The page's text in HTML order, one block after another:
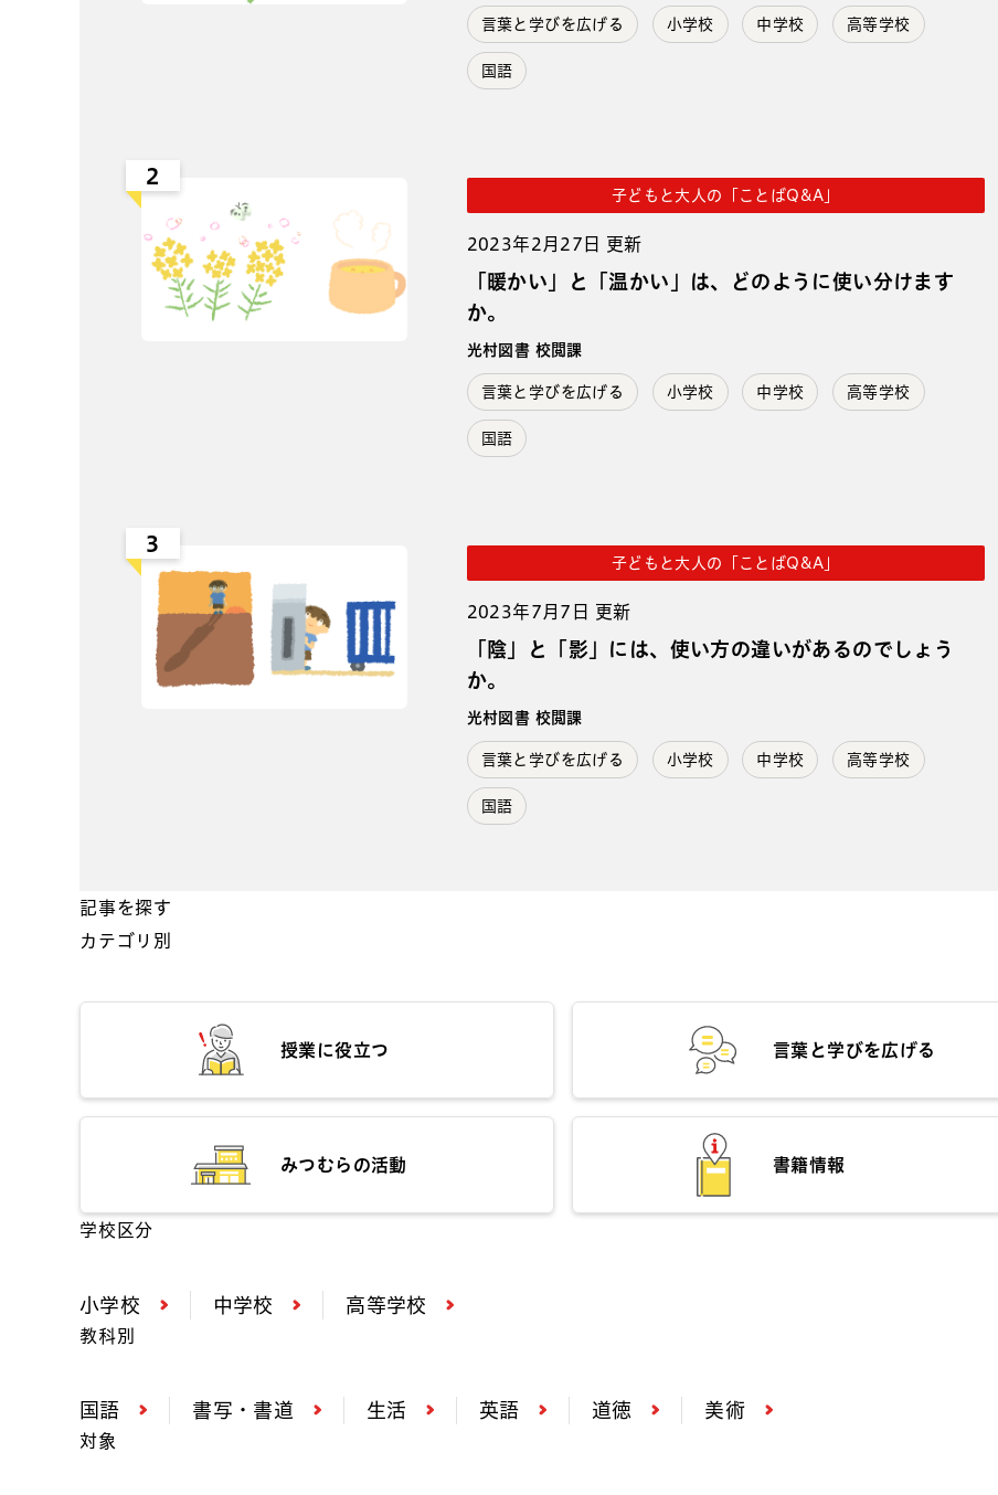
言葉と学びを広げる 小学校 中学校 高等学校
国語
2
子どもと大人の「ことばQ&A」
2023年2月27日 更新
「暖かい」と「温かい」は、どのように使い分けます
か。
光村図書 校閲課
言葉と学びを広げる 小学校 中学校 高等学校
国語
3
子どもと大人の「ことばQ&A」
2023年7月7日 更新
「陰」と「影」には、使い方の違いがあるのでしょう
か。
光村図書 校閲課
言葉と学びを広げる 小学校 中学校 高等学校
国語
記事を探す
カテゴリ別
授業に役立つ 言葉と学びを広げる
みつむらの活動 書籍情報
学校区分
小学校 中学校 高等学校
教科別
国語 書写・書道 生活 英語 道徳 美術
対象